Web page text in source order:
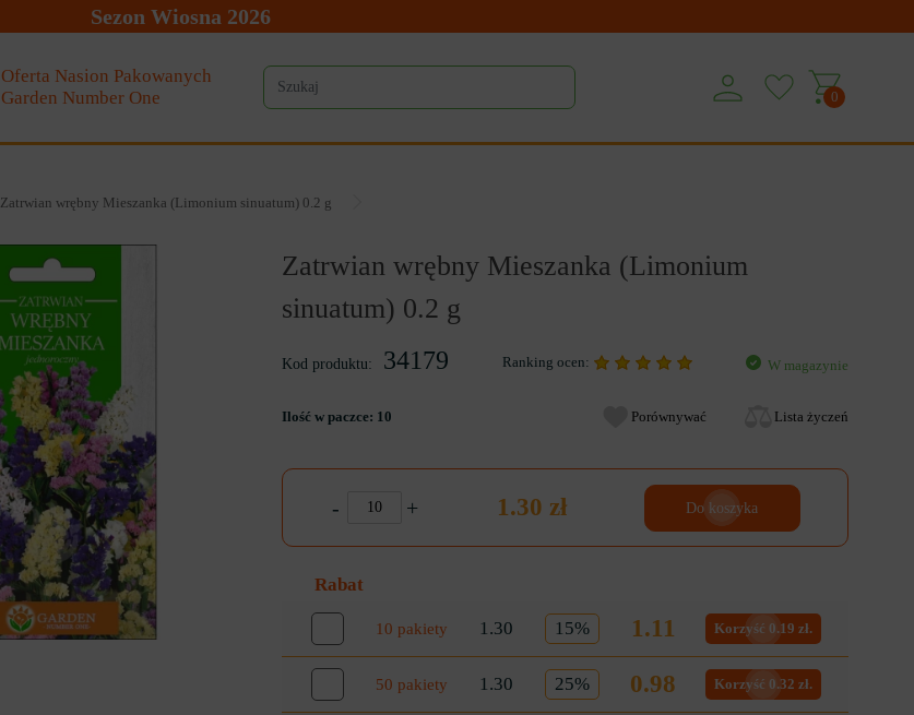
Sezon Wiosna 2026
Oferta Nasion Pakowanych
Garden Number One
0
Zatrwian wrębny Mieszanka (Limonium sinuatum) 0.2 g
Zatrwian wrębny Mieszanka (Limonium
sinuatum) 0.2 g
Kod produktu: 34179 Ranking ocen: W magazynie
Ilość w paczce: 10 Porównywać Lista życzeń
- + 1.30 zł Do koszyka
Rabat
10 pakiety 1.30 15% 1.11 Korzyść 0.19 zł.
50 pakiety 1.30 25% 0.98 Korzyść 0.32 zł.